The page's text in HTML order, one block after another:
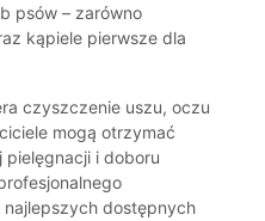
psów – zarówno
kąpiele pierwsze dla
czyszczenie uszu, oczu
mogą otrzymać
i doboru
dostępnych